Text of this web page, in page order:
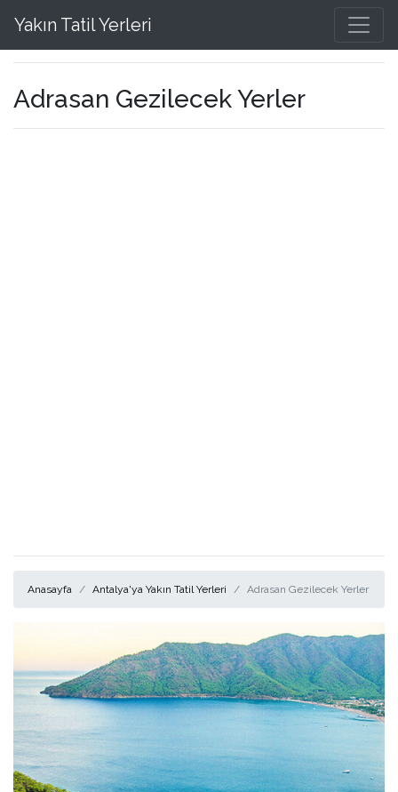
Yakın Tatil Yerleri
Adrasan Gezilecek Yerler
Anasayfa Antalya'ya Yakın Tatil Yerleri Adrasan Gezilecek Yerler